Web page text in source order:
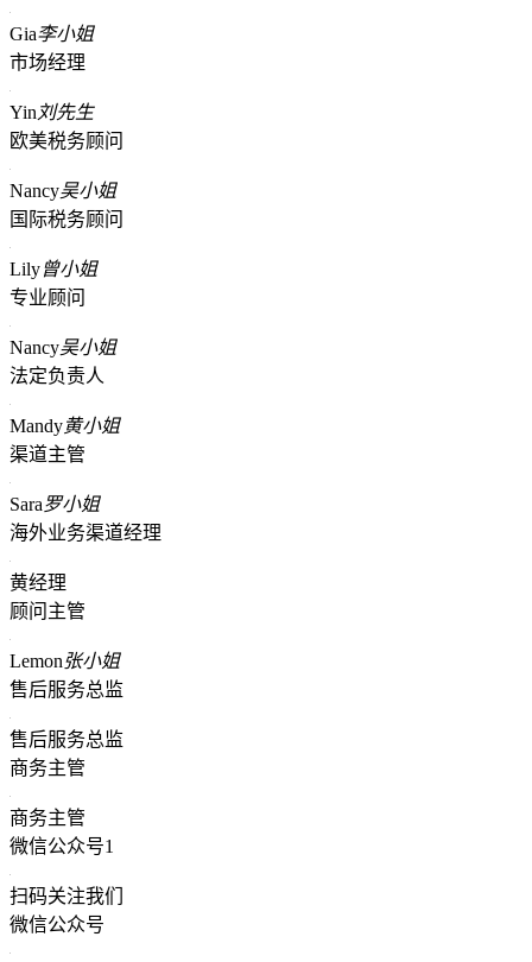
Gia李小姐
市场经理
Yin 刘先生
欧美税务顾问
Nancy吴小姐
国际税务顾问
Lily曾小姐
专业顾问
Nancy吴小姐
法定负责人
Mandy黄小姐
渠道主管
Sara罗小姐
海外业务渠道经理
黄经理
顾问主管
Lemon张小姐
售后服务总监
售后服务总监
商务主管
商务主管
微信公众号1
扫码关注我们
微信公众号